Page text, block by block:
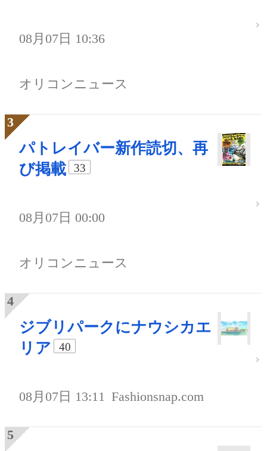
08月07日 10:36
オリコンニュース
パトレイバー新作読切、再
び掲載
33
08月07日 00:00
オリコンニュース
ジブリパークにナウシカエ
リア
40
08月07日 13:11 Fashionsnap.com